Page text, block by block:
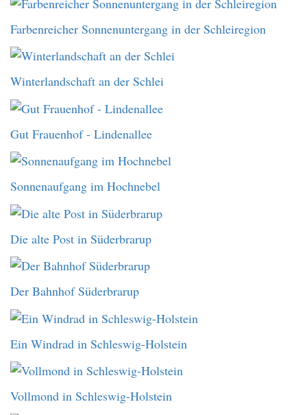
Farbenreicher Sonnenuntergang in der Schleiregion
Winterlandschaft an der Schlei
Gut Frauenhof - Lindenallee
Sonnenaufgang im Hochnebel
Die alte Post in Süderbrarup
Der Bahnhof Süderbrarup
Ein Windrad in Schleswig-Holstein
Vollmond in Schleswig-Holstein